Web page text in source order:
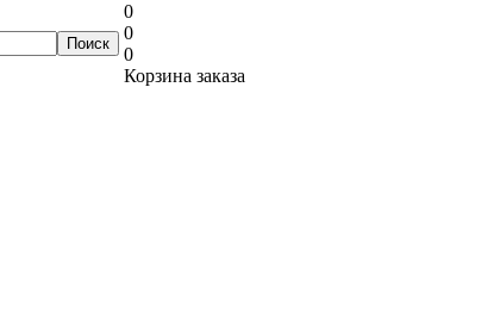
0
0
0
Корзина заказа